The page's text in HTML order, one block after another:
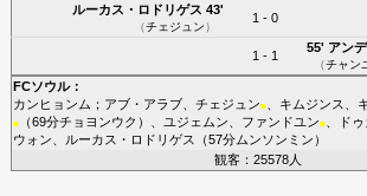
ルーカス・ロドリゲス 43'
（チェジュン）
1 - 0
1 - 1
55' アン
（チャン
FCソウル：
カンヒョンム ； アブ・アラブ、 チェジュン■、 キムジンス
■（69分チョヨンウク ）、 ユジェムン ファンドユン■、 ド
ウォン
ルーカス・ロドリゲス （57分ムンソンミン ）
観客：25578人